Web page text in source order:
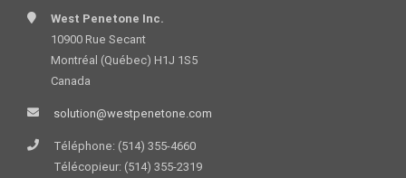
West Penetone Inc.
10900 Rue Secant
Montréal (Québec) H1J 1S5
Canada
solution@westpenetone.com
Téléphone: (514) 355-4660
Télécopieur: (514) 355-2319